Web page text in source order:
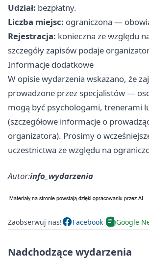
Udział: bezpłatny.
Liczba miejsc: ograniczona —
Rejestracja: konieczna ze względu
szczegóły zapisów podaje
Informacje dodatkowe
W opisie wydarzenia wskazano, że
prowadzone przez specjalistów —
mogą być psychologami, trenerami
(szczegółowe informacje o
organizatora). Prosimy o
uczestnictwa ze względu na
Autor:info_wydarzenia
Zaobserwuj nas! Facebook Google
Nadchodzące wydarzenia